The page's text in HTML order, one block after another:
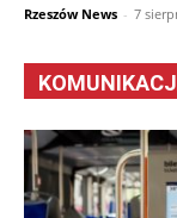
Rzeszów News - 7